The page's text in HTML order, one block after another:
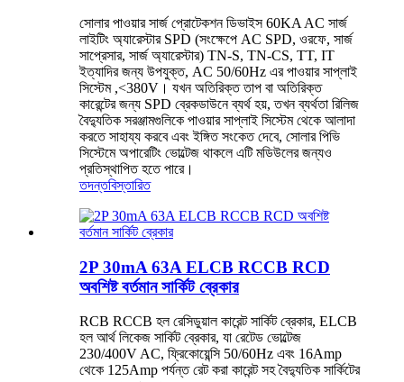
সোলার পাওয়ার সার্জ প্রোটেকশন ডিভাইস 60KA AC সার্জ
লাইটিং অ্যারেস্টার SPD (সংক্ষেপে AC SPD, ওরফে, সার্জ
সাপ্রেসার, সার্জ অ্যারেস্টার) TN-S, TN-CS, TT, IT
ইত্যাদির জন্য উপযুক্ত, AC 50/60Hz এর পাওয়ার সাপ্লাই
সিস্টেম ,<380V। যখন অতিরিক্ত তাপ বা অতিরিক্ত
কারেন্টের জন্য SPD ব্রেকডাউনে ব্যর্থ হয়, তখন ব্যর্থতা রিলিজ
বৈদ্যুতিক সরঞ্জামগুলিকে পাওয়ার সাপ্লাই সিস্টেম থেকে আলাদা
করতে সাহায্য করবে এবং ইঙ্গিত সংকেত দেবে, সোলার পিভি
সিস্টেমে অপারেটিং ভোল্টেজ থাকলে এটি মডিউলের জন্যও
প্রতিস্থাপিত হতে পারে।
তদন্তবিস্তারিত
2P 30mA 63A ELCB RCCB RCD
অবশিষ্ট বর্তমান সার্কিট ব্রেকার
RCB RCCB হল রেসিডুয়াল কারেন্ট সার্কিট ব্রেকার, ELCB
হল আর্থ লিকেজ সার্কিট ব্রেকার, যা রেটেড ভোল্টেজ
230/400V AC, ফ্রিকোয়েন্সি 50/60Hz এবং 16Amp
থেকে 125Amp পর্যন্ত রেট করা কারেন্ট সহ বৈদ্যুতিক সার্কিটের